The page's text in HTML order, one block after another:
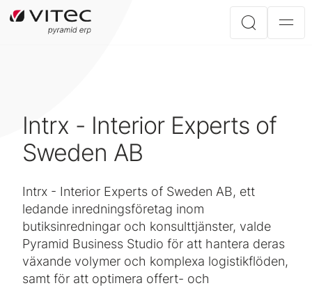
Intrx - Interior Experts of
Sweden AB
Intrx - Interior Experts of Sweden AB, ett
ledande inredningsföretag inom
butiksinredningar och konsulttjänster, valde
Pyramid Business Studio för att hantera deras
växande volymer och komplexa logistikflöden,
samt för att optimera offert- och